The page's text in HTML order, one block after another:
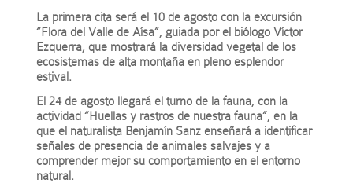
La primera cita será el 10 de agosto con la excursión
“Flora del Valle de Aísa”, guiada por el biólogo Víctor
Ezquerra, que mostrará la diversidad vegetal de los
ecosistemas de alta montaña en pleno esplendor
estival.
El 24 de agosto llegará el turno de la fauna, con la
actividad “Huellas y rastros de nuestra fauna”, en la
que el naturalista Benjamín Sanz enseñará a identificar
señales de presencia de animales salvajes y a
comprender mejor su comportamiento en el entorno
natural.